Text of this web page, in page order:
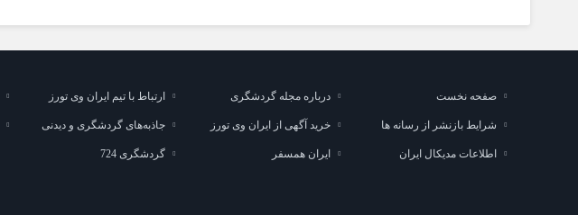
صفحه نخست درباره مجله گردشگری ارتباط با تیم ایران وی تورز
شرایط بازنشر از رسانه ها خرید آگهی از ایران وی تورز جاذبه‌های گردشگری و دیدنی
اطلاعات مدیکال ایران ایران همسفر گردشگری 724